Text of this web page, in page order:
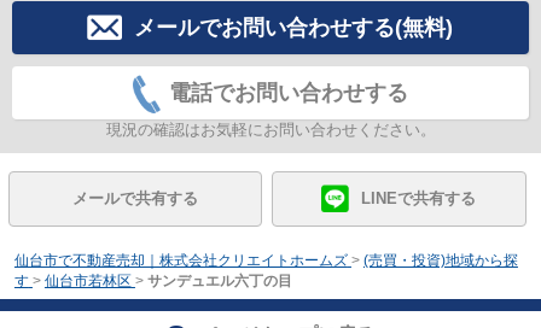
メールでお問い合わせする(無料)
電話でお問い合わせする
現況の確認はお気軽にお問い合わせください。
メールで共有する LINEで共有する
仙台市で不動産売却｜株式会社クリエイトホームズ > (売買・投資)地域から探
す > 仙台市若林区 > サンデュエル六丁の目